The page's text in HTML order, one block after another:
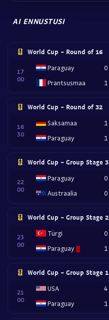
AI ENNUSTUSI
World Cup - Round of 16
17
00
Paraguay
Prantsusmaa
0
1
World Cup - Round of 32
16
30
Saksamaa
Paraguay
1
1
World Cup - Group Stage 3
22
00
Paraguay
Austraalia
0
0
World Cup - Group Stage 2
23
00
Türgi
Paraguay
0
1
World Cup - Group Stage 1
21
00
USA
Paraguay
4
1